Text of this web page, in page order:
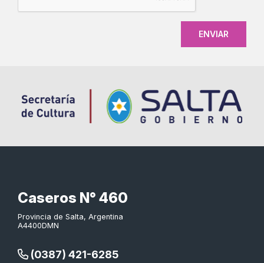
Caseros N° 460
Provincia de Salta, Argentina
A4400DMN
(0387) 421-6285